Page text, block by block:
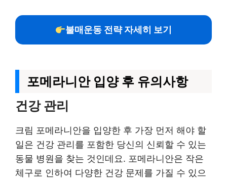
불매운동 전략 자세히 보기
포메라니안 입양 후 유의사항
건강 관리
크림 포메라니안을 입양한 후 가장 먼저 해야 할
일은 건강 관리를 포함한 당신의 신뢰할 수 있는
동물 병원을 찾는 것인데요. 포메라니안은 작은
체구로 인하여 다양한 건강 문제를 가질 수 있으